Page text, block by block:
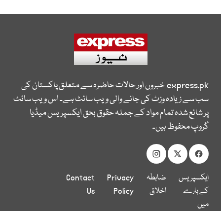
express.pkخبروں اور حالات حاضرہ سے متعلق پاکستان کی
سب سے زیادہ وزٹ کی جانے والی ویب سائٹ ہے۔ اس ویب سائٹ
پر شائع شدہ تمام مواد کے جملہ حقوق بحق ایکسپریس میڈیا
گروپ محفوظ ہیں۔
ایکسپریس
کے بارے
میں
ضابطہ
اخلاق
Privacy
Policy
Contact
Us